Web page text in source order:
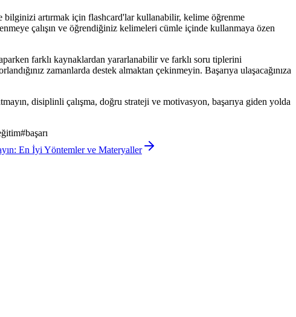
artırmak için flashcard'lar kullanabilir, kelime öğrenme
çalışın ve öğrendiğiniz kelimeleri cümle içinde kullanmaya özen
farklı kaynaklardan yararlanabilir ve farklı soru tiplerini
zamanlarda destek almaktan çekinmeyin. Başarıya ulaşacağınıza
disiplinli çalışma, doğru strateji ve motivasyon, başarıya giden yolda
#başarı
En İyi Yöntemler ve Materyaller